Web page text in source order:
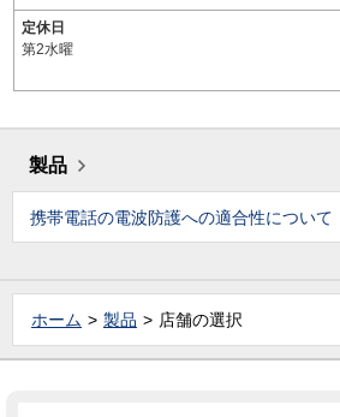
定休日
第2水曜
製品
携帯電話の電波防護への適合性について
ホーム 製品 店舗の選択